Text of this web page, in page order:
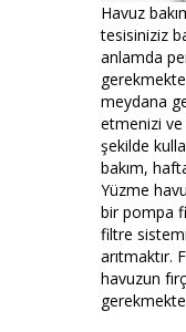
Havuz
tesisiniziz
anlamda
meydana
etmenizi ve
şekilde
bakım,
Yüzme
bir pompa
filtre
arıtmaktır.
havuzun